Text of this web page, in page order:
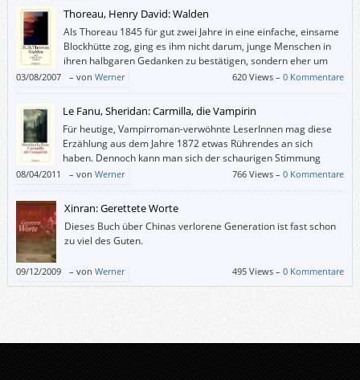
Thoreau, Henry David: Walden
Als Thoreau 1845 für gut zwei Jahre in eine einfache, einsame
Blockhütte zog, ging es ihm nicht darum, junge Menschen in
ihren halbgaren Gedanken zu bestätigen, sondern eher um
Selbstgenügsamkeit und Selbstbestimmung, um ein möglichst
einfaches Leben, das genügend Zeit zur Kontemplation lässt.
03/08/2007 – von Werner 620 Views –0 Kommentare
Le Fanu, Sheridan: Carmilla, die Vampirin
Für heutige, Vampirroman-verwöhnte LeserInnen mag diese
Erzählung aus dem Jahre 1872 etwas Rührendes an sich
haben. Dennoch kann man sich der schaurigen Stimmung
schwer entziehen.
08/04/2011 – von Werner 766 Views –0 Kommentare
Xinran: Gerettete Worte
Dieses Buch über Chinas verlorene Generation ist fast schon
zu viel des Guten.
09/12/2009 – von Werner 495 Views –0 Kommentare